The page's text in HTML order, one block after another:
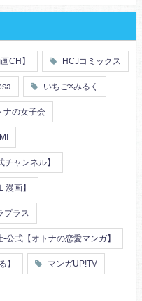
子様
外
生
家・作家
教
兄弟姉妹
ーツ
従関係
器用
ェチ
人
倫
眠
・和服
CH】 HCJコミックス
いちご×みるく
ナの女子会
ャンネル】
漫画】
プラス
-公式【オトナの恋愛マンガ】
】 マンガUP!TV